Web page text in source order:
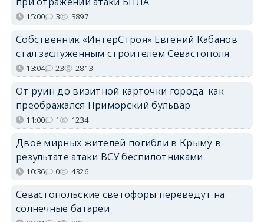
15:00 3 3897
Собственник «ИнтерСтроя» Евгений Кабанов
стал заслуженным строителем Севастополя
13:04 23 2813
От руин до визитной карточки города: как
преображался Приморский бульвар
11:00 1 1234
Двое мирных жителей погибли в Крыму в
результате атаки ВСУ беспилотниками
10:36 0 4326
Севастопольские светофоры переведут на
солнечные батареи